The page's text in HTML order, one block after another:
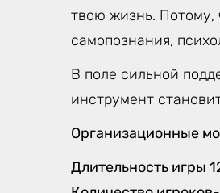
твою жизнь. Потому,
самопознания,
В поле сильной
инструмент
Организационные
Длительность игры